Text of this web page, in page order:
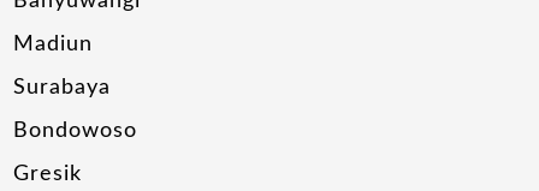
Madiun
Surabaya
Bondowoso
Gresik